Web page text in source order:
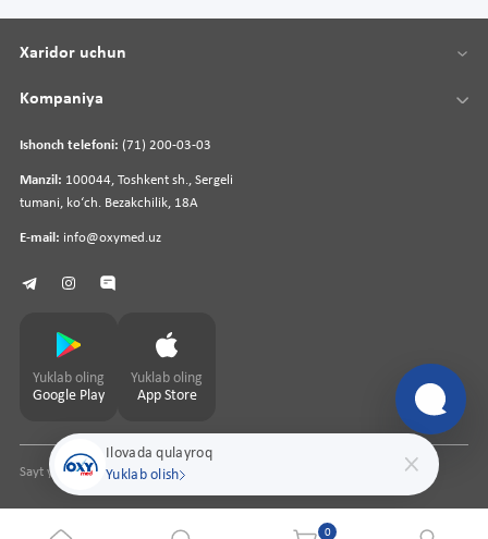
Ilovada qulayroq
Yuklab olish
Ishonch telefoni: (71) 200-03-03
Manzil: 100044, Toshkent sh., Sergeli
tumani, koʻch. Bezakchilik, 18A
E-mail: info@oxymed.uz
Xaridor uchun
Kompaniya
Yuklab oling
Google Play
Yuklab oling
App Store
Sayt yaratuvchipharmit.uz
0